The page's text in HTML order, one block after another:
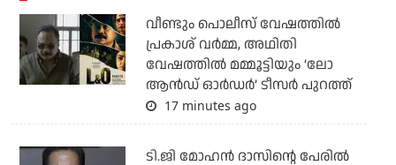
വീണ്ടും പൊലീസ് വേഷത്തിൽ
പ്രകാശ് വർമ്മ, അഥിതി
വേഷത്തിൽ മമ്മൂട്ടിയും ‘ലോ
ആൻഡ് ഓർഡർ’ ടീസർ പുറത്ത്
17 minutes ago
ടി.ജി മോഹന്‍ ദാസിന്റെ പേരില്‍